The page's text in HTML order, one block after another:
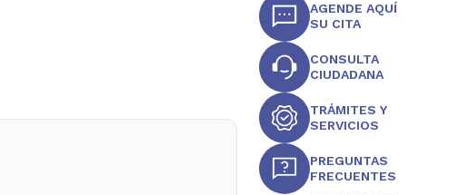
AGENDE AQUÍ
SU CITA
CONSULTA
CIUDADANA
TRÁMITES Y
SERVICIOS
PREGUNTAS
FRECUENTES